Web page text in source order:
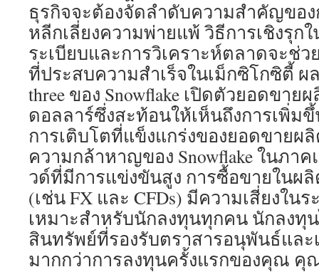
ธุรกิจจะต้องจัดลำดับความสำคัญขอ
หลีกเลี่ยงความพ่ายแพ้ วิธีการเชิงรุก
ระเบียบและการวิเคราะห์ตลาดจะช่
ที่ประสบความสำเร็จในเม็กซิโกซิตี้ ผ
three ของ Snowflake เปิดตัวยอดขา
ดอลลาร์ซึ่งสะท้อนให้เห็นถึงการเพิ่ม
การเติบโตที่แข็งแกร่งของยอดขาย
ความกล้าหาญของ Snowflake ในภ
วด์ที่มีการแข่งขันสูง การซื้อขายในผ
(เช่น FX และ CFDs) มีความเสี่ยงใน
เหมาะสำหรับนักลงทุนทุกคน นักลงทุ
สินทรัพย์ที่รองรับตราสารอนุพันธ์แล
มากกว่าการลงทุนครั้งแรกของคุณ